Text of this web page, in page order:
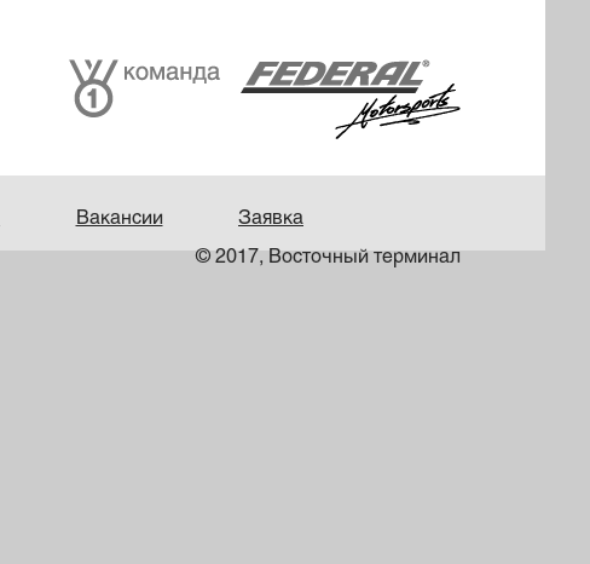
Вакансии Заявка
© 2017, Восточный терминал